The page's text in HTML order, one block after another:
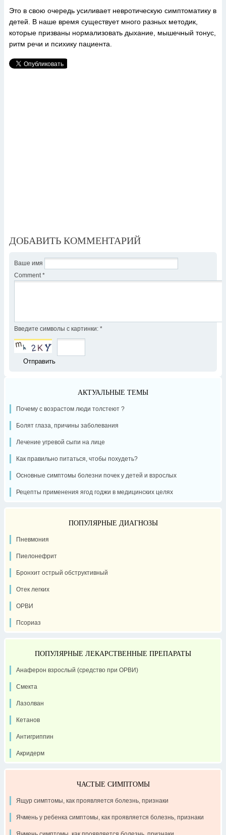
Это в свою очередь усиливает невротическую симптоматику в
детей. В наше время существует много разных методик,
которые призваны нормализовать дыхание, мышечный тонус,
ритм речи и психику пациента.
ДОБАВИТЬ КОММЕНТАРИЙ
Ваше имя
Comment *
Введите символы с картинки: *
АКТУАЛЬНЫЕ ТЕМЫ
Почему с возрастом люди толстеют ?
Болят глаза, причины заболевания
Лечение угревой сыпи на лице
Как правильно питаться, чтобы похудеть?
Основные симптомы болезни почек у детей и взрослых
Рецепты применения ягод годжи в медицинских целях
ПОПУЛЯРНЫЕ ДИАГНОЗЫ
Пневмония
Пиелонефрит
Бронхит острый обструктивный
Отек легких
ОРВИ
Псориаз
ПОПУЛЯРНЫЕ ЛЕКАРСТВЕННЫЕ ПРЕПАРАТЫ
Анаферон взрослый (средство при ОРВИ)
Смекта
Лазолван
Кетанов
Антигриппин
Акридерм
ЧАСТЫЕ СИМПТОМЫ
Ящур симптомы, как проявляется болезнь, признаки
Ячмень у ребенка симптомы, как проявляется болезнь, признаки